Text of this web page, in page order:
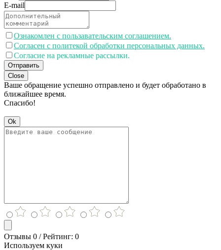
E-mail
Ознакомлен с пользавательским соглашением.
Согласен с политекой обработки персональных данных.
Согласие на рекламные рассылки.
Отправить
Close
Ваше обращение успешно отправлено и будет обработано в
ближайшее время.
Спасибо!
Ok
Отзывы 0 / Рейтинг: 0
Используем куки